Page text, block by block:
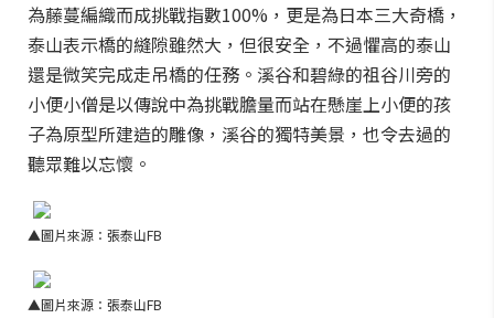
為藤蔓編織而成挑戰指數100%，更是為日本三大奇橋，
泰山表示橋的縫隙雖然大，但很安全，不過懼高的泰山
還是微笑完成走吊橋的任務。溪谷和碧綠的祖谷川旁的
小便小僧是以傳說中為挑戰膽量而站在懸崖上小便的孩
子為原型所建造的雕像，溪谷的獨特美景，也令去過的
聽眾難以忘懷。
▲圖片來源：張泰山FB
▲圖片來源：張泰山FB